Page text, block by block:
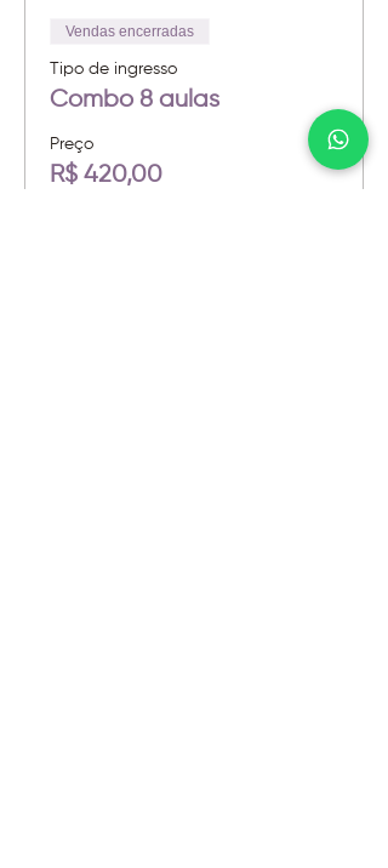
Vendas encerradas
Tipo de ingresso
Combo 8 aulas
Preço
R$ 420,00